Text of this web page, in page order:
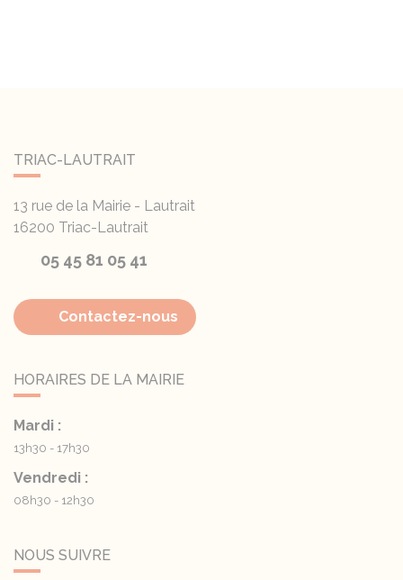
TRIAC-LAUTRAIT
13 rue de la Mairie - Lautrait
16200 Triac-Lautrait
05 45 81 05 41
Contactez-nous
HORAIRES DE LA MAIRIE
Mardi :
13h30 - 17h30
Vendredi :
08h30 - 12h30
NOUS SUIVRE